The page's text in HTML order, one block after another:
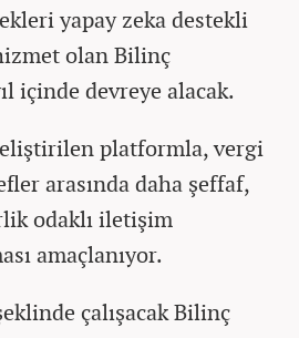
yapay zeka destekli
olan Bilinç
içinde devreye alacak.
platformla, vergi
arasında daha şeffaf,
odaklı iletişim
amaçlanıyor.
çalışacak Bilinç